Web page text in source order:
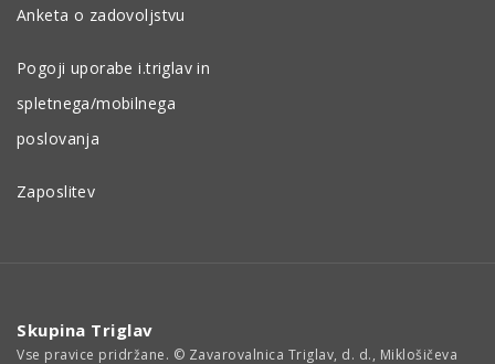
Anketa o zadovoljstvu
Pogoji uporabe i.triglav in
spletnega/mobilnega
poslovanja
Zaposlitev
Skupina Triglav
Vse pravice pridržane. © Zavarovalnica Triglav, d. d., Miklošičeva